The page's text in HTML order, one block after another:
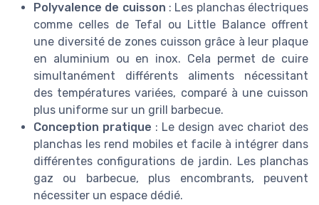
Polyvalence de cuisson : Les planchas électriques
comme celles de Tefal ou Little Balance offrent
une diversité de zones cuisson grâce à leur plaque
en aluminium ou en inox. Cela permet de cuire
simultanément différents aliments nécessitant
des températures variées, comparé à une cuisson
plus uniforme sur un grill barbecue.
Conception pratique : Le design avec chariot des
planchas les rend mobiles et facile à intégrer dans
différentes configurations de jardin. Les planchas
gaz ou barbecue, plus encombrants, peuvent
nécessiter un espace dédié.